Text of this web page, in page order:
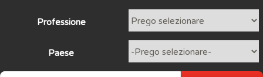
Professione
Paese